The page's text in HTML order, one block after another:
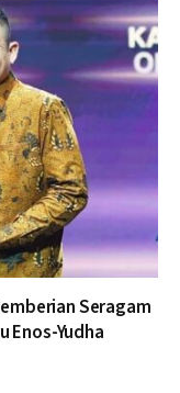
Seragam
Enos-Yudha